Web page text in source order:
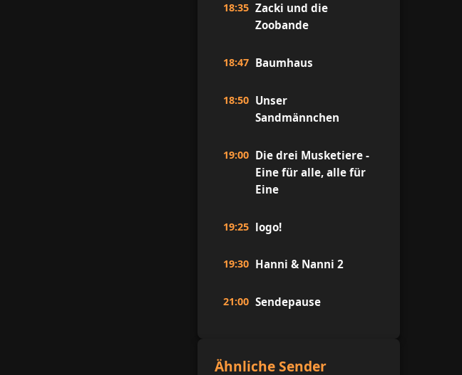
18:35 Zacki und die
Zoobande
18:47 Baumhaus
18:50 Unser
Sandmännchen
19:00 Die drei Musketiere -
Eine für alle, alle für
Eine
19:25 logo!
19:30 Hanni & Nanni 2
21:00 Sendepause
Ähnliche Sender